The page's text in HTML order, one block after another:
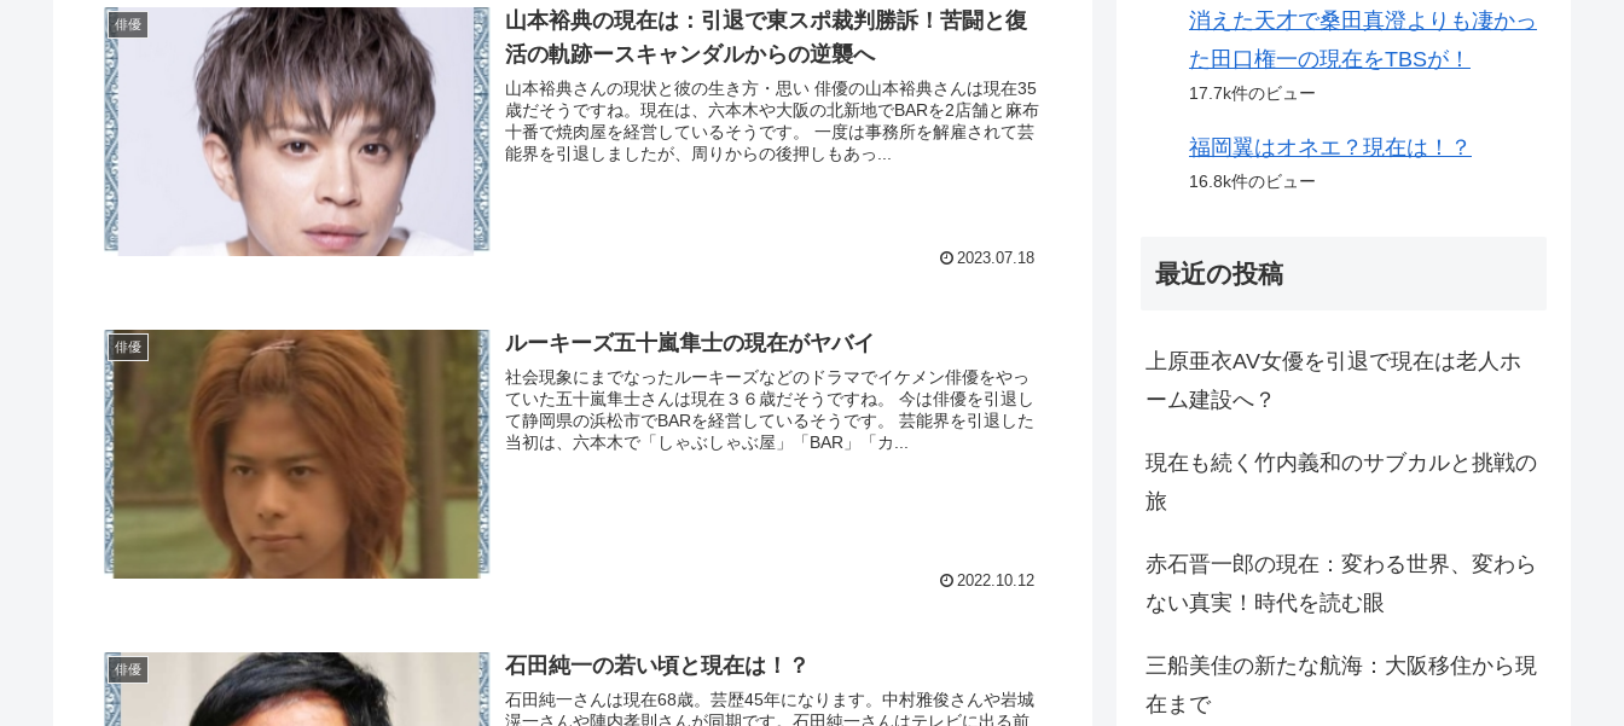
俳優
山本裕典の現在は：引退で東スポ裁判勝訴！苦闘と復
活の軌跡ースキャンダルからの逆襲へ
山本裕典さんの現状と彼の生き方・思い 俳優の山本裕典さんは現在35
歳だそうですね。現在は、六本木や大阪の北新地でBARを2店舗と麻布
十番で焼肉屋を経営しているそうです。 一度は事務所を解雇されて芸
能界を引退しましたが、周りからの後押しもあっ...
2023.07.18
俳優 ルーキーズ五十嵐隼士の現在がヤバイ
社会現象にまでなったルーキーズなどのドラマでイケメン俳優をやっ
ていた五十嵐隼士さんは現在３６歳だそうですね。 今は俳優を引退し
て静岡県の浜松市でBARを経営しているそうです。 芸能界を引退した
当初は、六本木で「しゃぶしゃぶ屋」「BAR」「カ...
2022.10.12
俳優 石田純一の若い頃と現在は！？
石田純一さんは現在68歳。芸歴45年になります。中村雅俊さんや岩城
滉一さんや陣内孝則さんが同期です。石田純一さんはテレビに出る前
消えた天才で桑田真澄よりも凄かっ
た田口権一の現在をTBSが！
17.7k件のビュー
福岡翼はオネエ？現在は！？
16.8k件のビュー
最近の投稿
上原亜衣AV女優を引退で現在は老人ホ
ーム建設へ？
現在も続く竹内義和のサブカルと挑戦の
旅
赤石晋一郎の現在：変わる世界、変わら
ない真実！時代を読む眼
三船美佳の新たな航海：大阪移住から現
在まで